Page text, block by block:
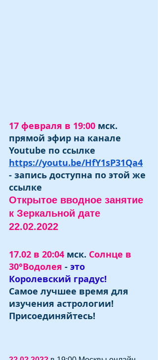
17 февраля в 19:00 мск.
прямой эфир на канале
Youtube по ссылке
https://youtu.be/HfY1sP31Qa4
- запись доступна по этой же
ссылке
Открытое вводное занятие
к Зеркальной дате
22.02.2022
17.02 в 20:04 мск. Солнце в
30°Водолея - это
Королевский градус!
Самое лучшее время для
изучения астрологии!
Присоединяйтесь!